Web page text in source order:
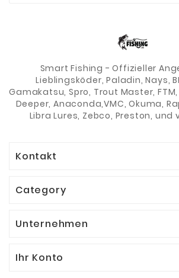
Smart Fishing - Offizieller
Lieblingsköder, Paladin, Nays,
Gamakatsu, Spro, Trout Master,
Deeper, Anaconda,VMC, Okuma,
Libra Lures, Zebco, Preston, und
Kontakt
Category
Unternehmen
Ihr Konto